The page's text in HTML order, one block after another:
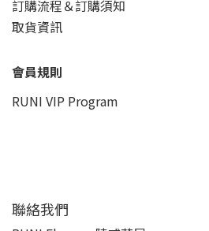
訂購流程＆訂購須知
取貨資訊
會員規則
RUNI VIP Program
聯絡我們